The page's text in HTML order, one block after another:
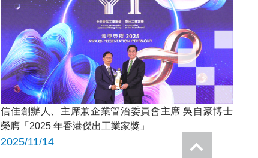
信佳創辦人、主席兼企業管治委員會主席 吳自豪博士
榮膺「2025 年香港傑出工業家獎」
2025/11/14